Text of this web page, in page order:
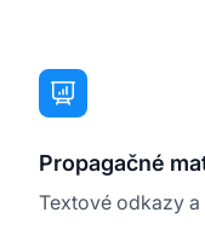
Propagačné
Textové odkazy a